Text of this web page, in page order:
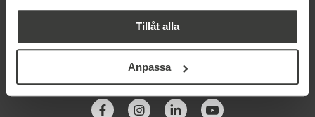
Tillåt alla
Anpassa
FÖLJ OSS